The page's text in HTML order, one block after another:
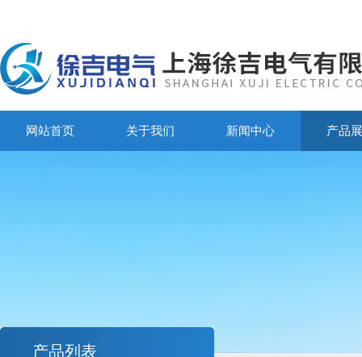
网站首页 关于我们 新闻中心 产品
产品列表